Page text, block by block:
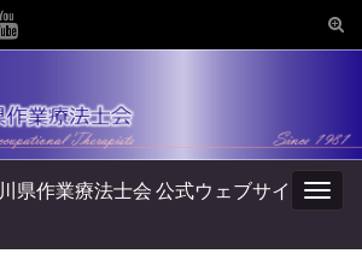
県作業療法士会 公式ウェブサイ